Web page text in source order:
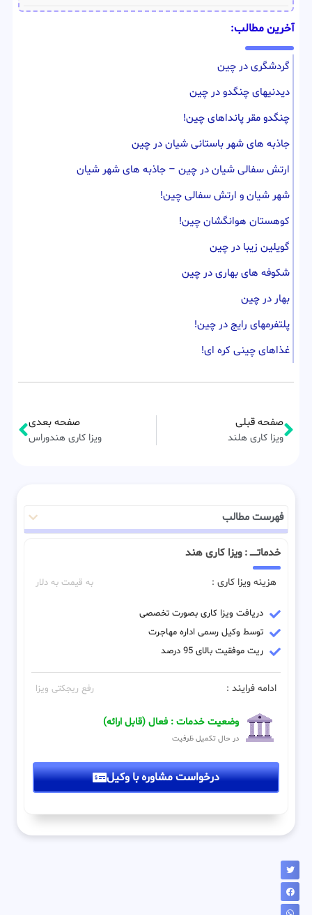
آخرین مطالب:
گردشگری در چین
دیدنیهای چنگدو در چین
چنگدو مقر پانداهای چین!
جاذبه های شهر باستانی شیان در چین
ارتش سفالی شیان در چین – جاذبه های شهر شیان
شهر شیان و ارتش سفالی چین!
کوهستان هوانگشان چین!
گویلین زیبا در چین
شکوفه های بهاری در چین
بهار در چین
پلتفرمهای رایج در چین!
غذاهای چینی کره ای!
صفحه قبلی
ویزا کاری هلند
صفحه بعدی
ویزا کاری هندوراس
فهرست مطالب
خدماتـــــ : ویزا کاری هند
هزینه ویزا کاری : به قیمت به دلار
دریافت ویزا کاری بصورت تخصصی
توسط وکیل رسمی اداره مهاجرت
ریت موفقیت بالای 95 درصد
ادامه فرایند : رفع ریجکتی ویزا
وضعیت خدمات : فعال (قابل ارائه)
در حال تکمیل ظرفیت
درخواست مشاوره با وکیل